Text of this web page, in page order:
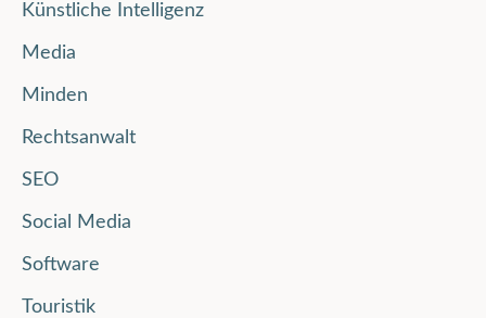
Künstliche Intelligenz
Media
Minden
Rechtsanwalt
SEO
Social Media
Software
Touristik